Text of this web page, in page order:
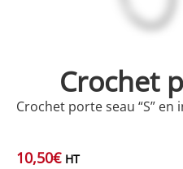
Crochet
Crochet porte seau “S” en
10,50€ HT